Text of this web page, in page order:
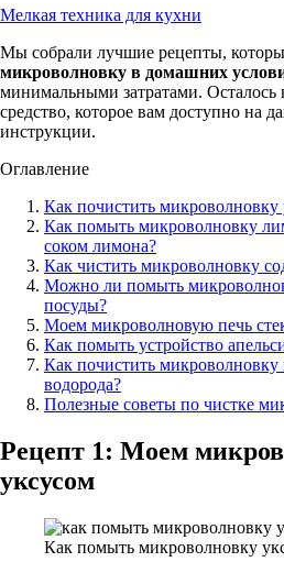
Мелкая техника для кухни
Мы собрали лучшие рецепты,
микроволновку в домашних
минимальными затратами. Осталось
средство, которое вам доступно на
инструкции.
Оглавление
Как почистить микроволновку
Как помыть микроволновку
соком лимона?
Как чистить микроволновку
Можно ли помыть
посуды?
Моем микроволновую печь
Как помыть устройство
Как почистить
водорода?
Полезные советы по чистке
Рецепт 1: Моем
уксусом
Как помыть микроволновку